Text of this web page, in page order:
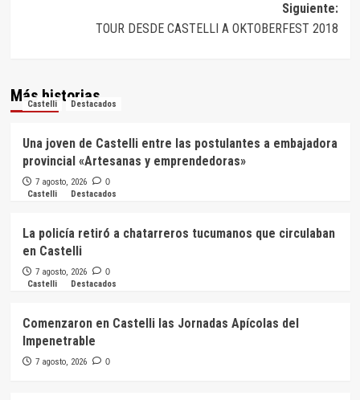
Siguiente:
TOUR DESDE CASTELLI A OKTOBERFEST 2018
Más historias
Castelli Destacados
Una joven de Castelli entre las postulantes a embajadora
provincial «Artesanas y emprendedoras»
7 agosto, 2026 0
Castelli Destacados
La policía retiró a chatarreros tucumanos que circulaban
en Castelli
7 agosto, 2026 0
Castelli Destacados
Comenzaron en Castelli las Jornadas Apícolas del
Impenetrable
7 agosto, 2026 0